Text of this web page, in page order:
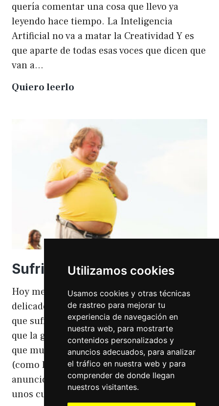
Utilizamos cookies
Usamos cookies y otras técnicas
de rastreo para mejorar tu
experiencia de navegación en
nuestra web, para mostrarte
contenidos personalizados y
anuncios adecuados, para analizar
el tráfico en nuestra web y para
comprender de donde llegan
nuestros visitantes.
quería comentar una cosa que llevo ya
leyendo hace tiempo. La Inteligencia
Artificial no va a matar la Creatividad Y es
que aparte de todas esas voces que dicen que
van a…
Quiero leerlo
matará
a
la
creatividad
Sufriendo la gordofobia
Hoy me apetece hablar de un temita
delicado. Hoy hablo de gordofobia. Una cosa
que sufro día si día también. Gordofobia Y es
que la gordofobia es algo que existe. Algo
que muchas personas sufrimos en silencio
(como las hemorroides, al igual que en el
anuncio). Nos están vendiendo siempre
unos cuerpos normativos y en…